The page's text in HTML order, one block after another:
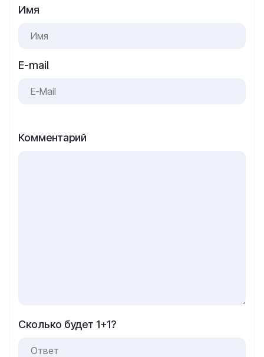
Имя
E-mail
Комментарий
Сколько будет 1+1?